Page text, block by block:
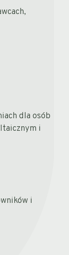
dla osób
i
i